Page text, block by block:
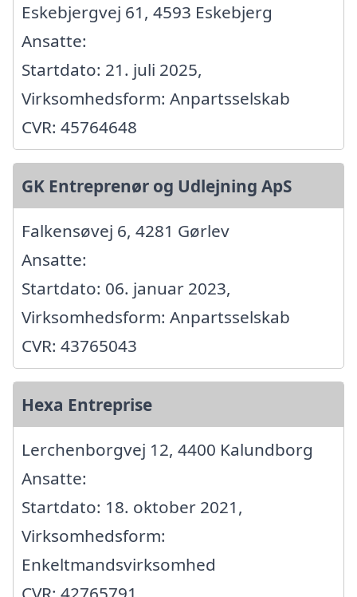
Eskebjergvej 61, 4593 Eskebjerg
Ansatte:
Startdato: 21. juli 2025,
Virksomhedsform: Anpartsselskab
CVR: 45764648
GK Entreprenør og Udlejning ApS
Falkensøvej 6, 4281 Gørlev
Ansatte:
Startdato: 06. januar 2023,
Virksomhedsform: Anpartsselskab
CVR: 43765043
Hexa Entreprise
Lerchenborgvej 12, 4400 Kalundborg
Ansatte:
Startdato: 18. oktober 2021,
Virksomhedsform:
Enkeltmandsvirksomhed